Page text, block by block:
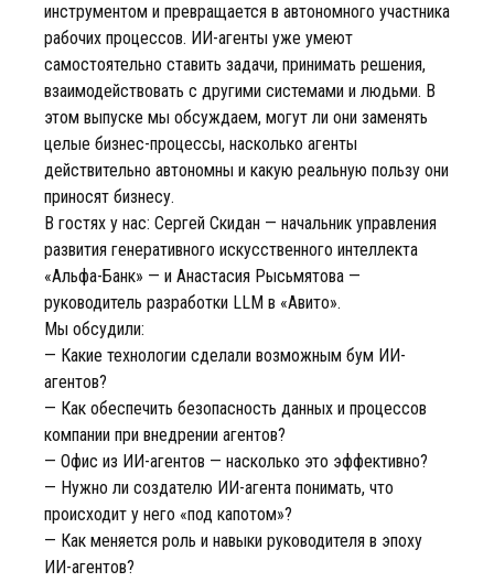
инструментом и превращается в автономного участника
рабочих процессов. ИИ-агенты уже умеют
самостоятельно ставить задачи, принимать решения,
взаимодействовать с другими системами и людьми. В
этом выпуске мы обсуждаем, могут ли они заменять
целые бизнес-процессы, насколько агенты
действительно автономны и какую реальную пользу они
приносят бизнесу.
В гостях у нас: Сергей Скидан — начальник управления
развития генеративного искусственного интеллекта
«Альфа-Банк» — и Анастасия Рысьмятова —
руководитель разработки LLM в «Авито».
Мы обсудили:
— Какие технологии сделали возможным бум ИИ-
агентов?
— Как обеспечить безопасность данных и процессов
компании при внедрении агентов?
— Офис из ИИ-агентов — насколько это эффективно?
— Нужно ли создателю ИИ-агента понимать, что
происходит у него «под капотом»?
— Как меняется роль и навыки руководителя в эпоху
ИИ-агентов?